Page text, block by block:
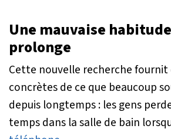
Une mauvaise
prolonge
Cette nouvelle recherche fournit
concrètes de ce que beaucoup
depuis longtemps : les gens
temps dans la salle de bain